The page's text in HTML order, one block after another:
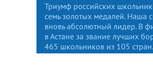
Триумф российских
семь золотых медалей. Наша
вновь абсолютный лидер. В
в Астане за звание лучших
465 школьников из 105 стран.